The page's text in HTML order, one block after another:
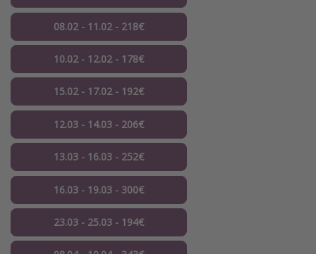
08.02 - 11.02 - 218€
10.02 - 12.02 - 178€
15.02 - 17.02 - 192€
12.03 - 14.03 - 206€
13.03 - 16.03 - 252€
16.03 - 19.03 - 300€
23.03 - 25.03 - 194€